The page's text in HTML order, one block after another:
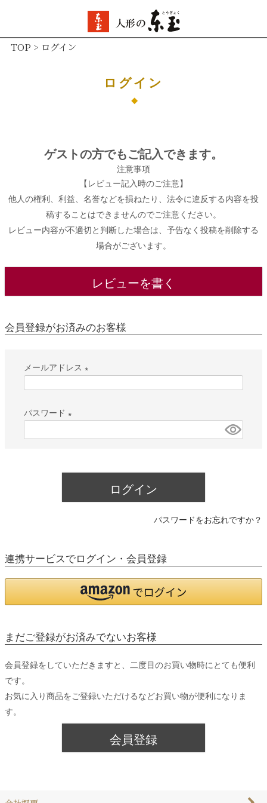
TOP ログイン
ログイン
ゲストの方でもご記入できます。
注意事項
【レビュー記入時のご注意】
他人の権利、利益、名誉などを損ねたり、法令に違反する内容を投
稿することはできませんのでご注意ください。
レビュー内容が不適切と判断した場合は、予告なく投稿を削除する
場合がございます。
レビューを書く
会員登録がお済みのお客様
メールアドレス
(
須
パスワード
ログイン
パスワードをお忘れですか？
連携サービスでログイン・会員登録
まだご登録がお済みでないお客様
会員登録をしていただきますと、二度目のお買い物時にとても便利
です。
お気に入り商品をご登録いただけるなどお買い物が便利になりま
す。
会員登録